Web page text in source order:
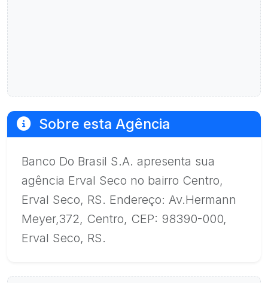
Sobre esta Agência
Banco Do Brasil S.A. apresenta sua
agência Erval Seco no bairro Centro,
Erval Seco, RS. Endereço: Av.Hermann
Meyer,372, Centro, CEP: 98390-000,
Erval Seco, RS.